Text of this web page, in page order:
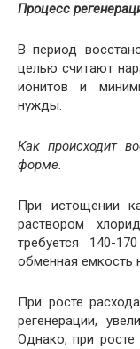
Процесс
В период
целью считают
ионитов и
нужды.
Как происходит
форме.
При истощении
раствором
требуется 140-
обменная емкость
При росте
регенерации,
Однако, при росте